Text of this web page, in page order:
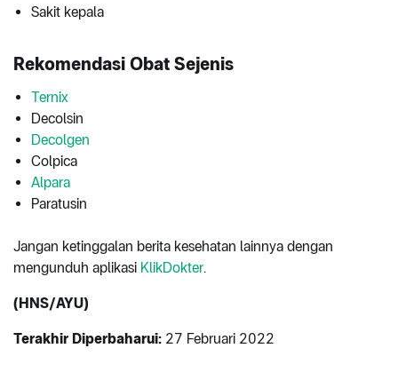
Sakit kepala
Rekomendasi Obat Sejenis
Ternix
Decolsin
Decolgen
Colpica
Alpara
Paratusin
Jangan ketinggalan berita kesehatan lainnya dengan
mengunduh aplikasi KlikDokter.
(HNS/AYU)
Terakhir Diperbaharui: 27 Februari 2022